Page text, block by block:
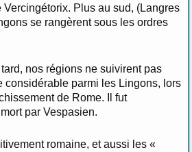
Vercingétorix. Plus au sud, (Langres
se rangèrent sous les ordres
nos régions ne suivirent pas
considérable parmi les Lingons, lors
de Rome. Il fut
par Vespasien.
romaine, et aussi les «